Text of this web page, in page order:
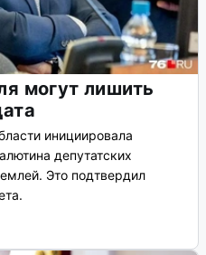
могут лишить
инициировала
депутатских
Это подтвердил